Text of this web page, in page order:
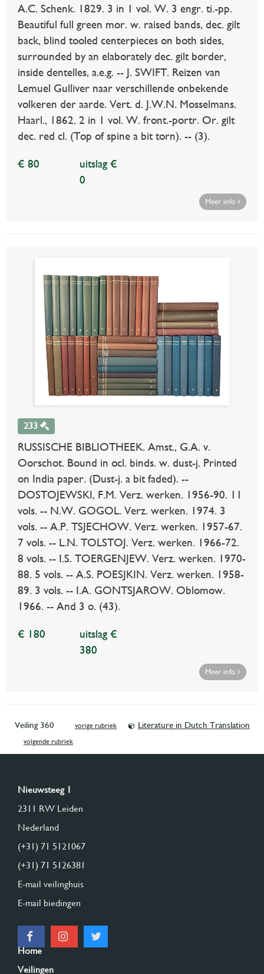
A.C. Schenk. 1829. 3 in 1 vol. W. 3 engr. ti.-pp.
Beautiful full green mor. w. raised bands, dec. gilt
back, blind tooled centerpieces on both sides,
surrounded by an elaborately dec. gilt border,
inside dentelles, a.e.g. -- J. SWIFT. Reizen van
Lemuel Gulliver naar verschillende onbekende
volkeren der aarde. Vert. d. J.W.N. Mosselmans.
Haarl., 1862. 2 in 1 vol. W. front.-portr. Or. gilt
dec. red cl. (Top of spine a bit torn). -- (3).
€ 80
uitslag €
0
Meer info
233
RUSSISCHE BIBLIOTHEEK. Amst., G.A. v.
Oorschot. Bound in ocl. binds. w. dust-j. Printed
on India paper. (Dust-j. a bit faded). --
DOSTOJEWSKI, F.M. Verz. werken. 1956-90. 11
vols. -- N.W. GOGOL. Verz. werken. 1974. 3
vols. -- A.P. TSJECHOW. Verz. werken. 1957-67.
7 vols. -- L.N. TOLSTOJ. Verz. werken. 1966-72.
8 vols. -- I.S. TOERGENJEW. Verz. werken. 1970-
88. 5 vols. -- A.S. POESJKIN. Verz. werken. 1958-
89. 3 vols. -- I.A. GONTSJAROW. Oblomow.
1966. -- And 3 o. (43).
€ 180
uitslag €
380
Meer info
Veiling 360 vorige rubriek Literature in Dutch Translation
volgende rubriek
Nieuwsteeg 1
2311 RW Leiden
Nederland
(+31) 71 5121067
(+31) 71 5126381
E-mail veilinghuis
E-mail biedingen
Home
Veilingen